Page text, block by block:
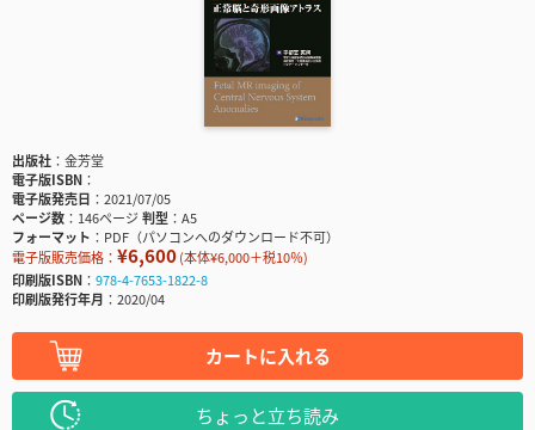
出版社
金芳堂
電子版ISBN
電子版発売日
2021/07/05
ページ数
146ページ判型
A5
フォーマット
PDF（パソコンへのダウンロード不可）
電子版販売価格： ¥6,600(本体¥6,000＋税10％)
印刷版ISBN
978-4-7653-1822-8
印刷版発行年月
2020/04
カートに入れる
ちょっと立ち読み